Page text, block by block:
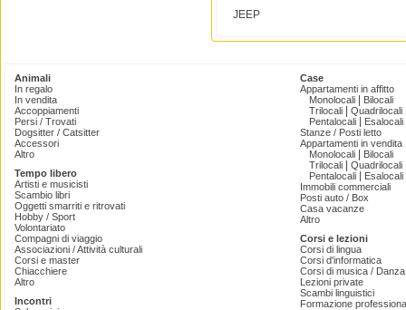
JEEP
Animali
In regalo
In vendita
Accoppiamenti
Persi / Trovati
Dogsitter / Catsitter
Accessori
Altro
Tempo libero
Artisti e musicisti
Scambio libri
Oggetti smarriti e ritrovati
Hobby / Sport
Volontariato
Compagni di viaggio
Associazioni / Attività culturali
Corsi e master
Chiacchiere
Altro
Incontri
Case
Appartamenti in affitto
Monolocali
Bilocali
Trilocali
Quadrilocali
Pentalocali
Esalocali
Stanze / Posti letto
Appartamenti in vendita
Monolocali
Bilocali
Trilocali
Quadrilocali
Pentalocali
Esalocali
Immobili commerciali
Posti auto / Box
Casa vacanze
Altro
Corsi e lezioni
Corsi di lingua
Corsi d'informatica
Corsi di musica /
Lezioni private
Scambi linguistici
Formazione